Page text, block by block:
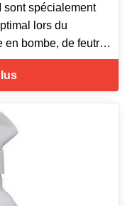
sont spécialement
lors du
en bombe, de feutre,
le type de surface
sur les surfaces
.